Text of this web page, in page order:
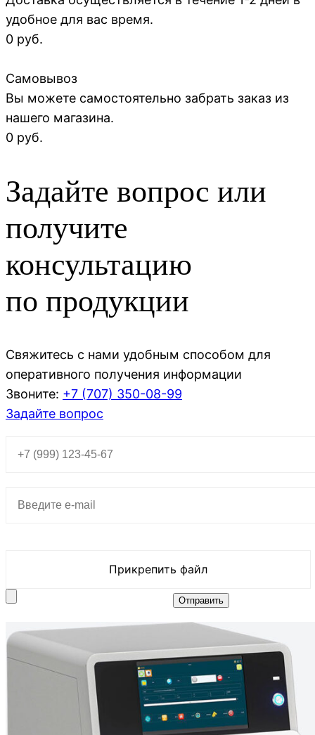
удобное для вас время.
0 руб.
Самовывоз
Вы можете самостоятельно забрать заказ из
нашего магазина.
0 руб.
Задайте вопрос или
получите
консультацию
по продукции
Свяжитесь с нами удобным способом для
оперативного получения информации
Звоните: +7 (707) 350-08-99
Задайте вопрос
Прикрепить файл